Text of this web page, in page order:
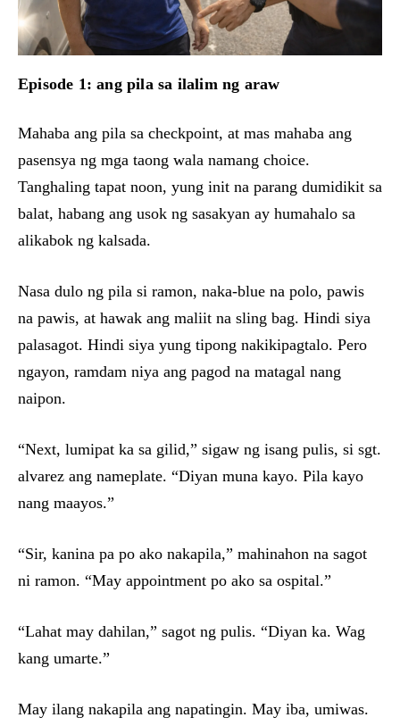
Episode 1: ang pila sa ilalim ng araw
Mahaba ang pila sa checkpoint, at mas mahaba ang
pasensya ng mga taong wala namang choice.
Tanghaling tapat noon, yung init na parang dumidikit sa
balat, habang ang usok ng sasakyan ay humahalo sa
alikabok ng kalsada.
Nasa dulo ng pila si ramon, naka-blue na polo, pawis
na pawis, at hawak ang maliit na sling bag. Hindi siya
palasagot. Hindi siya yung tipong nakikipagtalo. Pero
ngayon, ramdam niya ang pagod na matagal nang
naipon.
“Next, lumipat ka sa gilid,” sigaw ng isang pulis, si sgt.
alvarez ang nameplate. “Diyan muna kayo. Pila kayo
nang maayos.”
“Sir, kanina pa po ako nakapila,” mahinahon na sagot
ni ramon. “May appointment po ako sa ospital.”
“Lahat may dahilan,” sagot ng pulis. “Diyan ka. Wag
kang umarte.”
May ilang nakapila ang napatingin. May iba, umiwas.